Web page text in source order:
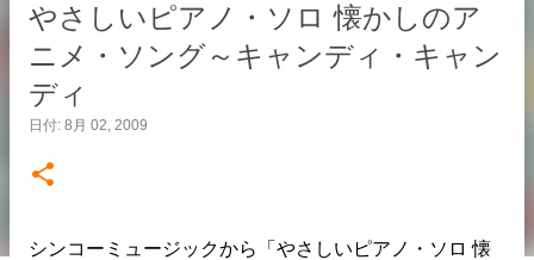
やさしいピアノ・ソロ 懐かしのア
ニメ・ソング～キャンディ・キャン
ディ
日付: 8月 02, 2009
シンコーミュージックから「やさしいピアノ・ソロ 懐